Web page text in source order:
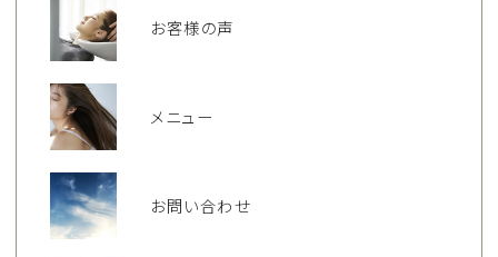
お客様の声
メニュー
お問い合わせ